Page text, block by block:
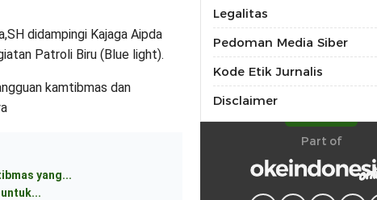
didampingi Kajaga Aipda
Patroli Biru (Blue light).
kamtibmas dan
yang...
Legalitas
Pedoman Media Siber
Kode Etik Jurnalis
Disclaimer
Part of